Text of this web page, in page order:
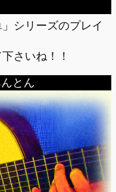
シリーズのプレイ
さいね！！
とん